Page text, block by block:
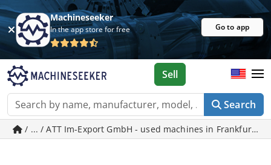
Machineseeker
In the app store for free Go to app
Search
Sell
/ ... / ATT Im-Export GmbH - used machines in Frankfurt